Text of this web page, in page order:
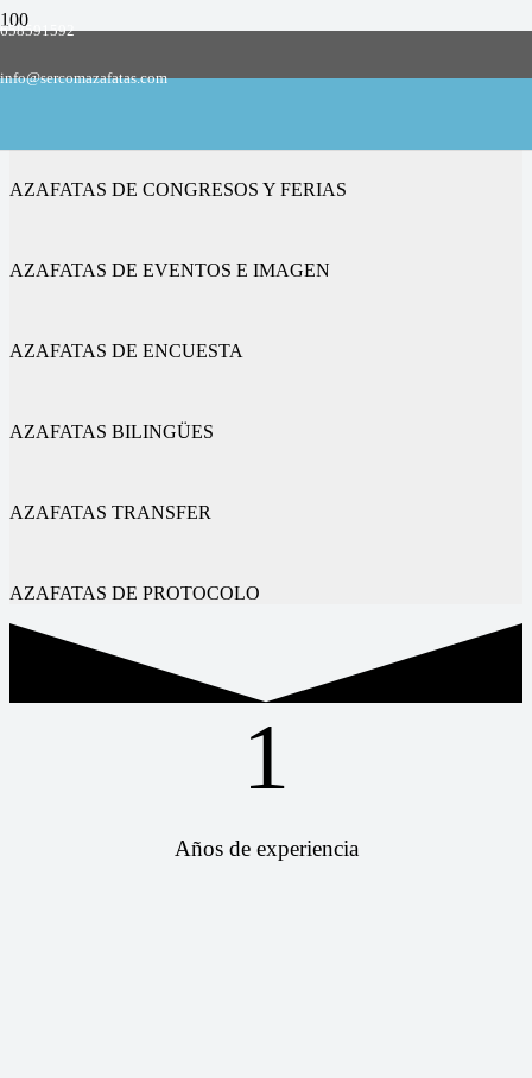
658591592
info@sercomazafatas.com
AZAFATAS DE CONGRESOS Y FERIAS
AZAFATAS DE EVENTOS E IMAGEN
AZAFATAS DE ENCUESTA
AZAFATAS BILINGÜES
AZAFATAS TRANSFER
AZAFATAS DE PROTOCOLO
1
Años de experiencia